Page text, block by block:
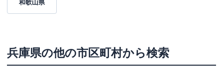
和歌山県
兵庫県の他の市区町村から検索